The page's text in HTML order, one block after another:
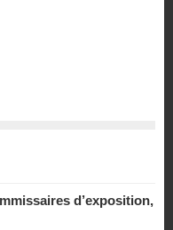
d’exposition,